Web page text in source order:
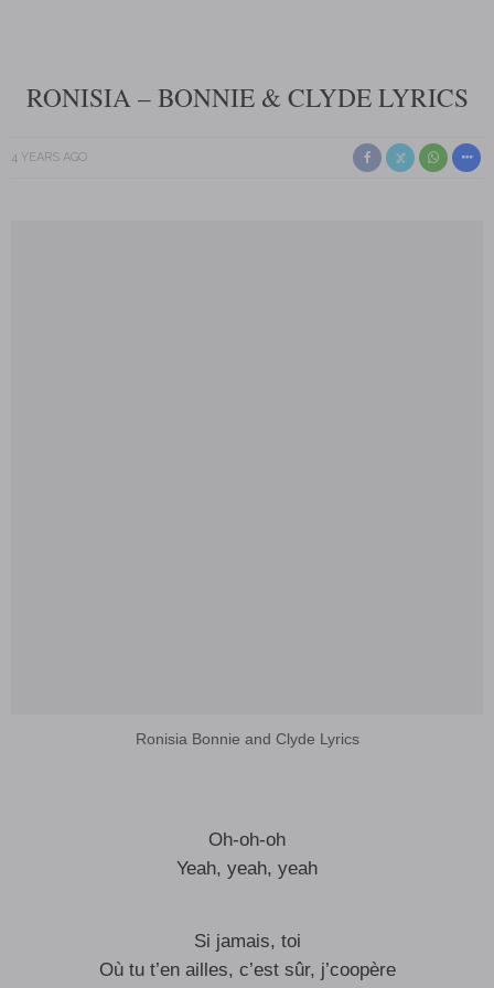
RONISIA – BONNIE & CLYDE LYRICS
4 YEARS AGO
Ronisia Bonnie and Clyde Lyrics
Oh-oh-oh
Yeah, yeah, yeah
Si jamais, toi
Où tu t’en ailles, c’est sûr, j’coopère